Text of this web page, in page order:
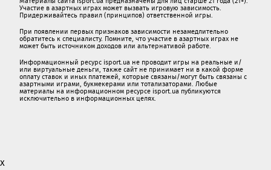
Участие в азартных играх может вызвать игровую зависимость.
Придерживайтесь правил (принципов) ответственной игры.
При появлении первых признаков зависимости незамедлительно
обратитесь к специалисту. Помните, что участие в азартных играх не
может быть источником доходов или альтернативой работе.
Информационный ресурс isport.ua не проводит игры на реальные и/
или виртуальные деньги, также сайт не принимает ни в какой форме
oплaту ставок и иных платежей, которые связаны/могут быть связаны c
азартными игрaми, букмекерами или тотализаторами. Любые
материалы на информационном ресурсе isport.ua публикуютcя
исключительно в информационных целях.
x